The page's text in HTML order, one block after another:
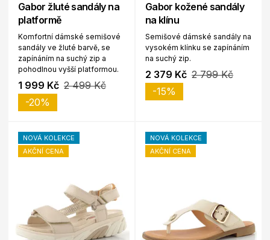
Gabor žluté sandály na
platformě
Komfortní dámské semišové
sandály ve žluté barvě, se
zapínáním na suchý zip a
pohodlnou vyšší platformou.
1 999 Kč 2 499 Kč
-20%
Gabor kožené sandály
na klínu
Semišové dámské sandály na
vysokém klínku se zapínáním
na suchý zip.
2 379 Kč 2 799 Kč
-15%
NOVÁ KOLEKCE
AKČNÍ CENA
NOVÁ KOLEKCE
AKČNÍ CENA